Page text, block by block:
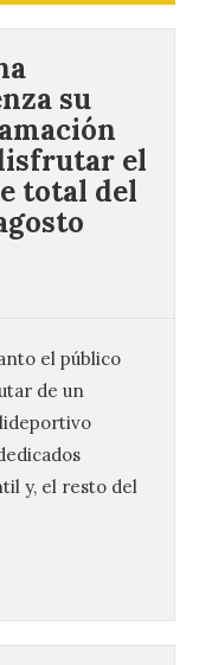
su
el
total del
el público
de un
y, el resto del